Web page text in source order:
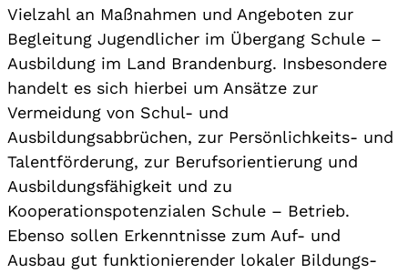
Vielzahl an Maßnahmen und Angeboten zur
Begleitung Jugendlicher im Übergang Schule –
Ausbildung im Land Brandenburg. Insbesondere
handelt es sich hierbei um Ansätze zur
Vermeidung von Schul- und
Ausbildungsabbrüchen, zur Persönlichkeits- und
Talentförderung, zur Berufsorientierung und
Ausbildungsfähigkeit und zu
Kooperationspotenzialen Schule – Betrieb.
Ebenso sollen Erkenntnisse zum Auf- und
Ausbau gut funktionierender lokaler Bildungs-